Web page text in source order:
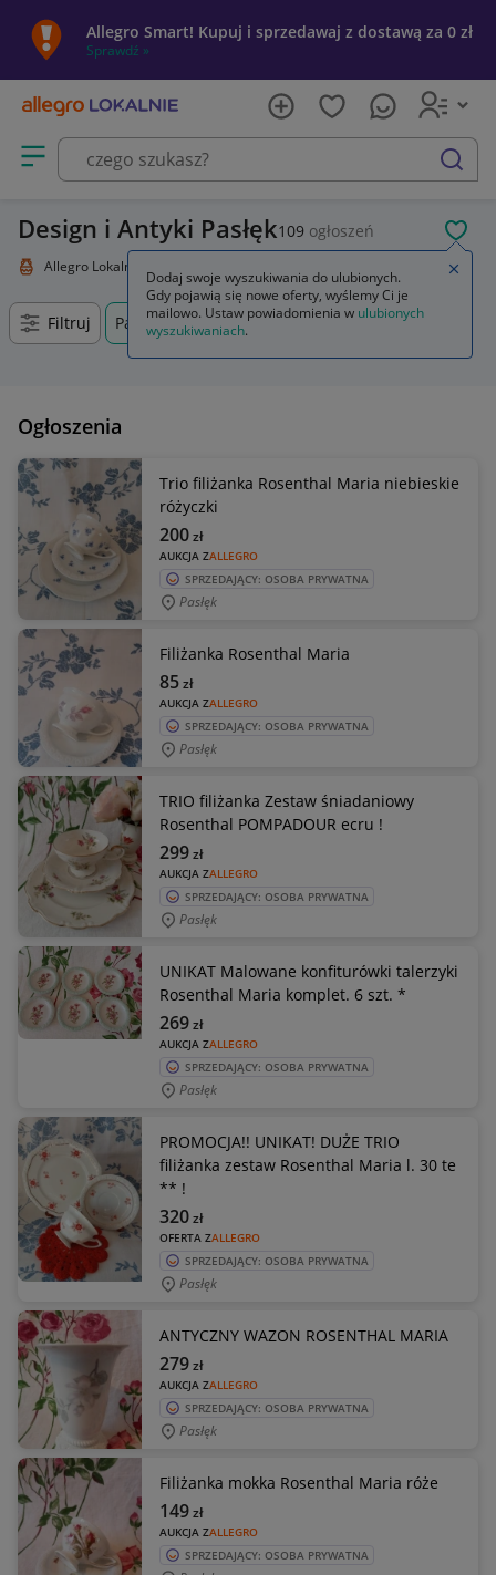
Allegro Smart! Kupuj i sprzedawaj z dostawą za 0 zł
Sprawdź »
Otwórz menu z kategoriami
szukaj
Design i Antyki Pasłęk109 ogłoszeń
Allegro Lokalnie
Filtruj Pasłęk, Warmińsko-mazurskie, +0 km
Ogłoszenia
Trio filiżanka Rosenthal Maria niebieskie
różyczki
AUKCJA ZALLEGRO
200zł
SPRZEDAJĄCY: OSOBA PRYWATNA
Pasłęk
Filiżanka Rosenthal Maria
AUKCJA ZALLEGRO
85zł
SPRZEDAJĄCY: OSOBA PRYWATNA
Pasłęk
TRIO filiżanka Zestaw śniadaniowy
Rosenthal POMPADOUR ecru !
AUKCJA ZALLEGRO
299zł
SPRZEDAJĄCY: OSOBA PRYWATNA
Pasłęk
UNIKAT Malowane konfiturówki talerzyki
Rosenthal Maria komplet. 6 szt. *
AUKCJA ZALLEGRO
269zł
SPRZEDAJĄCY: OSOBA PRYWATNA
Pasłęk
PROMOCJA!! UNIKAT! DUŻE TRIO
filiżanka zestaw Rosenthal Maria l. 30 te
** !
OFERTA ZALLEGRO
320zł
SPRZEDAJĄCY: OSOBA PRYWATNA
Pasłęk
ANTYCZNY WAZON ROSENTHAL MARIA
AUKCJA ZALLEGRO
279zł
SPRZEDAJĄCY: OSOBA PRYWATNA
Pasłęk
Filiżanka mokka Rosenthal Maria róże
AUKCJA ZALLEGRO
149zł
SPRZEDAJĄCY: OSOBA PRYWATNA
Dodaj swoje wyszukiwania do ulubionych.
Gdy pojawią się nowe oferty, wyślemy Ci je
mailowo. Ustaw powiadomienia w ulubionych
wyszukiwaniach.